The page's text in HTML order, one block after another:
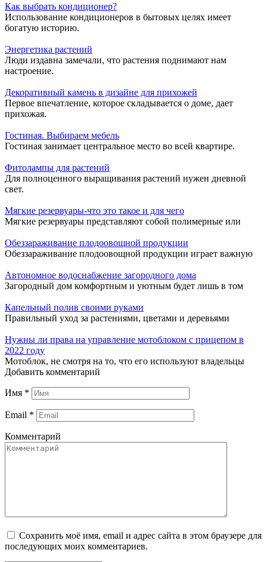
Как выбрать кондиционер?
Использование кондиционеров в бытовых целях имеет
богатую историю.
Энергетика растений
Люди издавна замечали, что растения поднимают нам
настроение.
Декоративный камень в дизайне для прихожей
Первое впечатление, которое складывается о доме, дает
прихожая.
Гостиная. Выбираем мебель
Гостиная занимает центральное место во всей квартире.
Фитолампы для растений
Для полноценного выращивания растений нужен дневной
свет.
Мягкие резервуары-что это такое и для чего
Мягкие резервуары представляют собой полимерные или
Обеззараживание плодоовощной продукции
Обеззараживание плодоовощной продукции играет важную
Автономное водоснабжение загородного дома
Загородный дом комфортным и уютным будет лишь в том
Капельный полив своими руками
Правильный уход за растениями, цветами и деревьями
Нужны ли права на управление мотоблоком с прицепом в
2022 году
Мотоблок, не смотря на то, что его используют владельцы
Добавить комментарий
Имя *
Email *
Комментарий
Сохранить моё имя, email и адрес сайта в этом браузере для
последующих моих комментариев.